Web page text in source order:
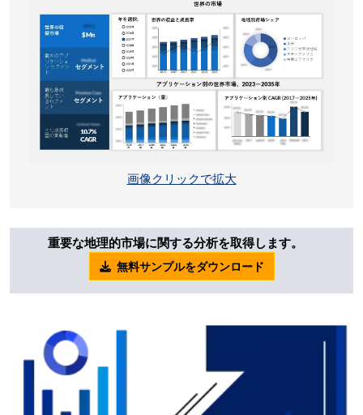
画像クリックで拡大
重要な地理的市場に関する分析を取得します。
無料サンプルをダウンロード